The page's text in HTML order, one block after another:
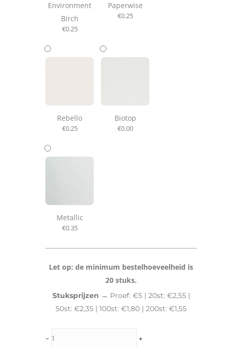
Environment
Birch
€0.25
Paperwise
€0.25
Rebello
€0.25
Biotop
€0.00
Metallic
€0.35
Let op: de minimum bestelhoeveelheid is
20 stuks.
Stuksprijzen → Proef: €5 | 20st: €2,55 |
50st: €2,35 | 100st: €1,80 | 200st: €1,55
- +